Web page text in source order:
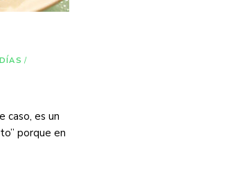
/
caso, es un
porque en